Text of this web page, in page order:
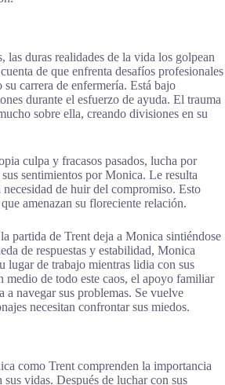
las duras realidades de la vida los golpean
de que enfrenta desafíos profesionales
carrera de enfermería. Está bajo
durante el esfuerzo de ayuda. El trauma
sobre ella, creando divisiones en su
culpa y fracasos pasados, lucha por
sentimientos por Monica. Le resulta
de huir del compromiso. Esto
amenazan su floreciente relación.
partida de Trent deja a Monica sintiéndose
de respuestas y estabilidad, Monica
lugar de trabajo mientras lidia con sus
medio de todo este caos, el apoyo familiar
a navegar sus problemas. Se vuelve
necesitan confrontar sus miedos.
como Trent comprenden la importancia
vidas. Después de luchar con sus